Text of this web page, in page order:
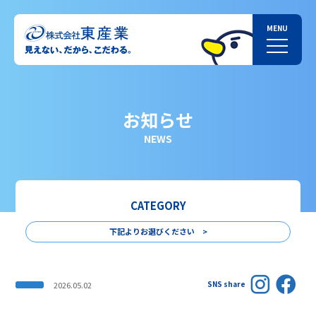
お知らせ
NEWS
CATEGORY
下記よりお選びください >
2026.05.02 SNS share